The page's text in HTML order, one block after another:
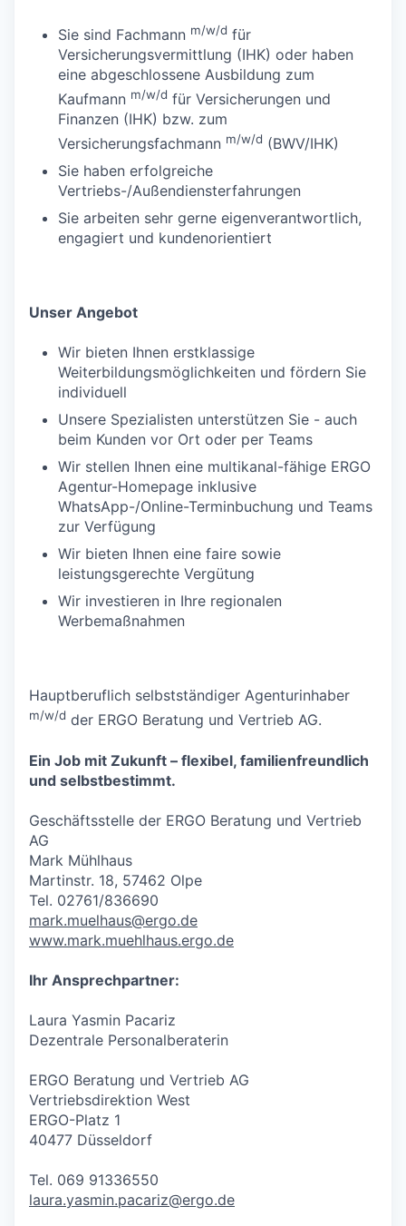
Sie sind Fachmann m/w/d für
Versicherungsvermittlung (IHK) oder haben
eine abgeschlossene Ausbildung zum
Kaufmann m/w/d für Versicherungen und
Finanzen (IHK) bzw. zum
Versicherungsfachmann m/w/d (BWV/IHK)
Sie haben erfolgreiche
Vertriebs-/Außendiensterfahrungen
Sie arbeiten sehr gerne eigenverantwortlich,
engagiert und kundenorientiert
Unser Angebot
Wir bieten Ihnen erstklassige
Weiterbildungsmöglichkeiten und fördern Sie
individuell
Unsere Spezialisten unterstützen Sie - auch
beim Kunden vor Ort oder per Teams
Wir stellen Ihnen eine multikanal-fähige ERGO
Agentur-Homepage inklusive
WhatsApp-/Online-Terminbuchung und Teams
zur Verfügung
Wir bieten Ihnen eine faire sowie
leistungsgerechte Vergütung
Wir investieren in Ihre regionalen
Werbemaßnahmen
Hauptberuflich selbstständiger Agenturinhaber
m/w/d der ERGO Beratung und Vertrieb AG.
Ein Job mit Zukunft – flexibel, familienfreundlich
und selbstbestimmt.
Geschäftsstelle der ERGO Beratung und Vertrieb
AG
Mark Mühlhaus
Martinstr. 18, 57462 Olpe
Tel. 02761/836690
mark.muelhaus@ergo.de
www.mark.muehlhaus.ergo.de
Ihr Ansprechpartner:
Laura Yasmin Pacariz
Dezentrale Personalberaterin
ERGO Beratung und Vertrieb AG
Vertriebsdirektion West
ERGO-Platz 1
40477 Düsseldorf
Tel. 069 91336550
laura.yasmin.pacariz@ergo.de